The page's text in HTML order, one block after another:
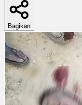
Bagikan